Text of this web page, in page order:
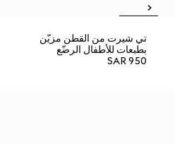
تي شيرت من القطن مزيّن
بطبعات للأطفال الرضّع
SAR 950